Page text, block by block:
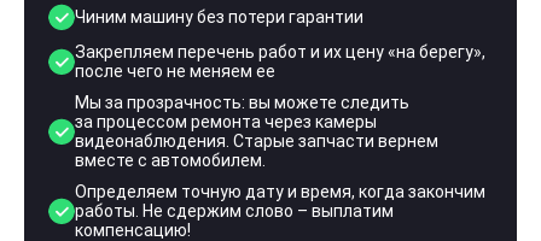
Чиним машину без потери гарантии
Закрепляем перечень работ и их цену «на берегу»,
после чего не меняем ее
Мы за прозрачность: вы можете следить
за процессом ремонта через камеры
видеонаблюдения. Старые запчасти вернем
вместе с автомобилем.
Определяем точную дату и время, когда закончим
работы. Не сдержим слово – выплатим
компенсацию!